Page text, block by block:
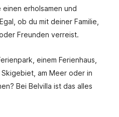
erholsamen und
ob du mit deiner Familie,
Freunden verreist.
einem Ferienhaus,
am Meer oder in
Bei Belvilla ist das alles